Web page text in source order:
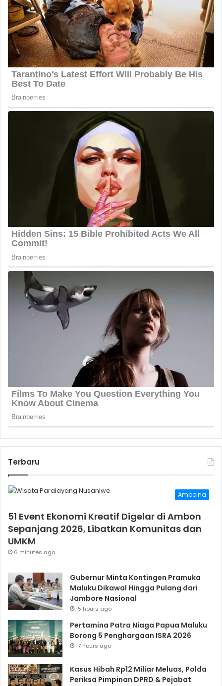
Terbaru
Amboina
51 Event Ekonomi Kreatif Digelar di Ambon
Sepanjang 2026, Libatkan Komunitas dan
UMKM
6 minutes ago
Gubernur Minta Kontingen Pramuka
Maluku Dikawal Hingga Pulang dari
Jambore Nasional
15 hours ago
Pertamina Patra Niaga Papua Maluku
Borong 5 Penghargaan ISRA 2026
17 hours ago
Kasus Hibah Rp12 Miliar Meluas, Polda
Periksa Pimpinan DPRD & Pejabat